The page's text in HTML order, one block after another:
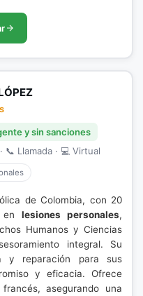
y sin sanciones
📞 Llamada · 💻 Virtual
de Colombia, con 20
en lesiones personales,
Humanos y Ciencias
integral. Su
y reparación para sus
y eficacia. Ofrece
asegurando una